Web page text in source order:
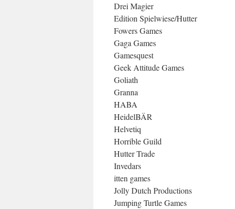
Drei Magier
Edition Spielwiese/Hutter
Fowers Games
Gaga Games
Gamesquest
Geek Attitude Games
Goliath
Granna
HABA
HeidelBÄR
Helvetiq
Horrible Guild
Hutter Trade
Invedars
itten games
Jolly Dutch Productions
Jumping Turtle Games